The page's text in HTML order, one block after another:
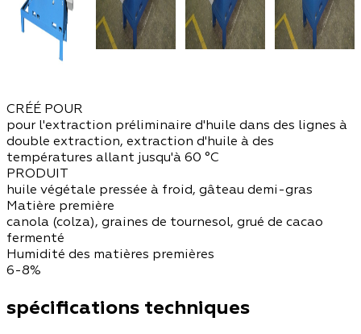
CRÉÉ POUR
pour l'extraction préliminaire d'huile dans des lignes à
double extraction, extraction d'huile à des
températures allant jusqu'à 60 °C
PRODUIT
huile végétale pressée à froid, gâteau demi-gras
Matière première
canola (colza), graines de tournesol, grué de cacao
fermenté
Humidité des matières premières
6-8%
spécifications techniques